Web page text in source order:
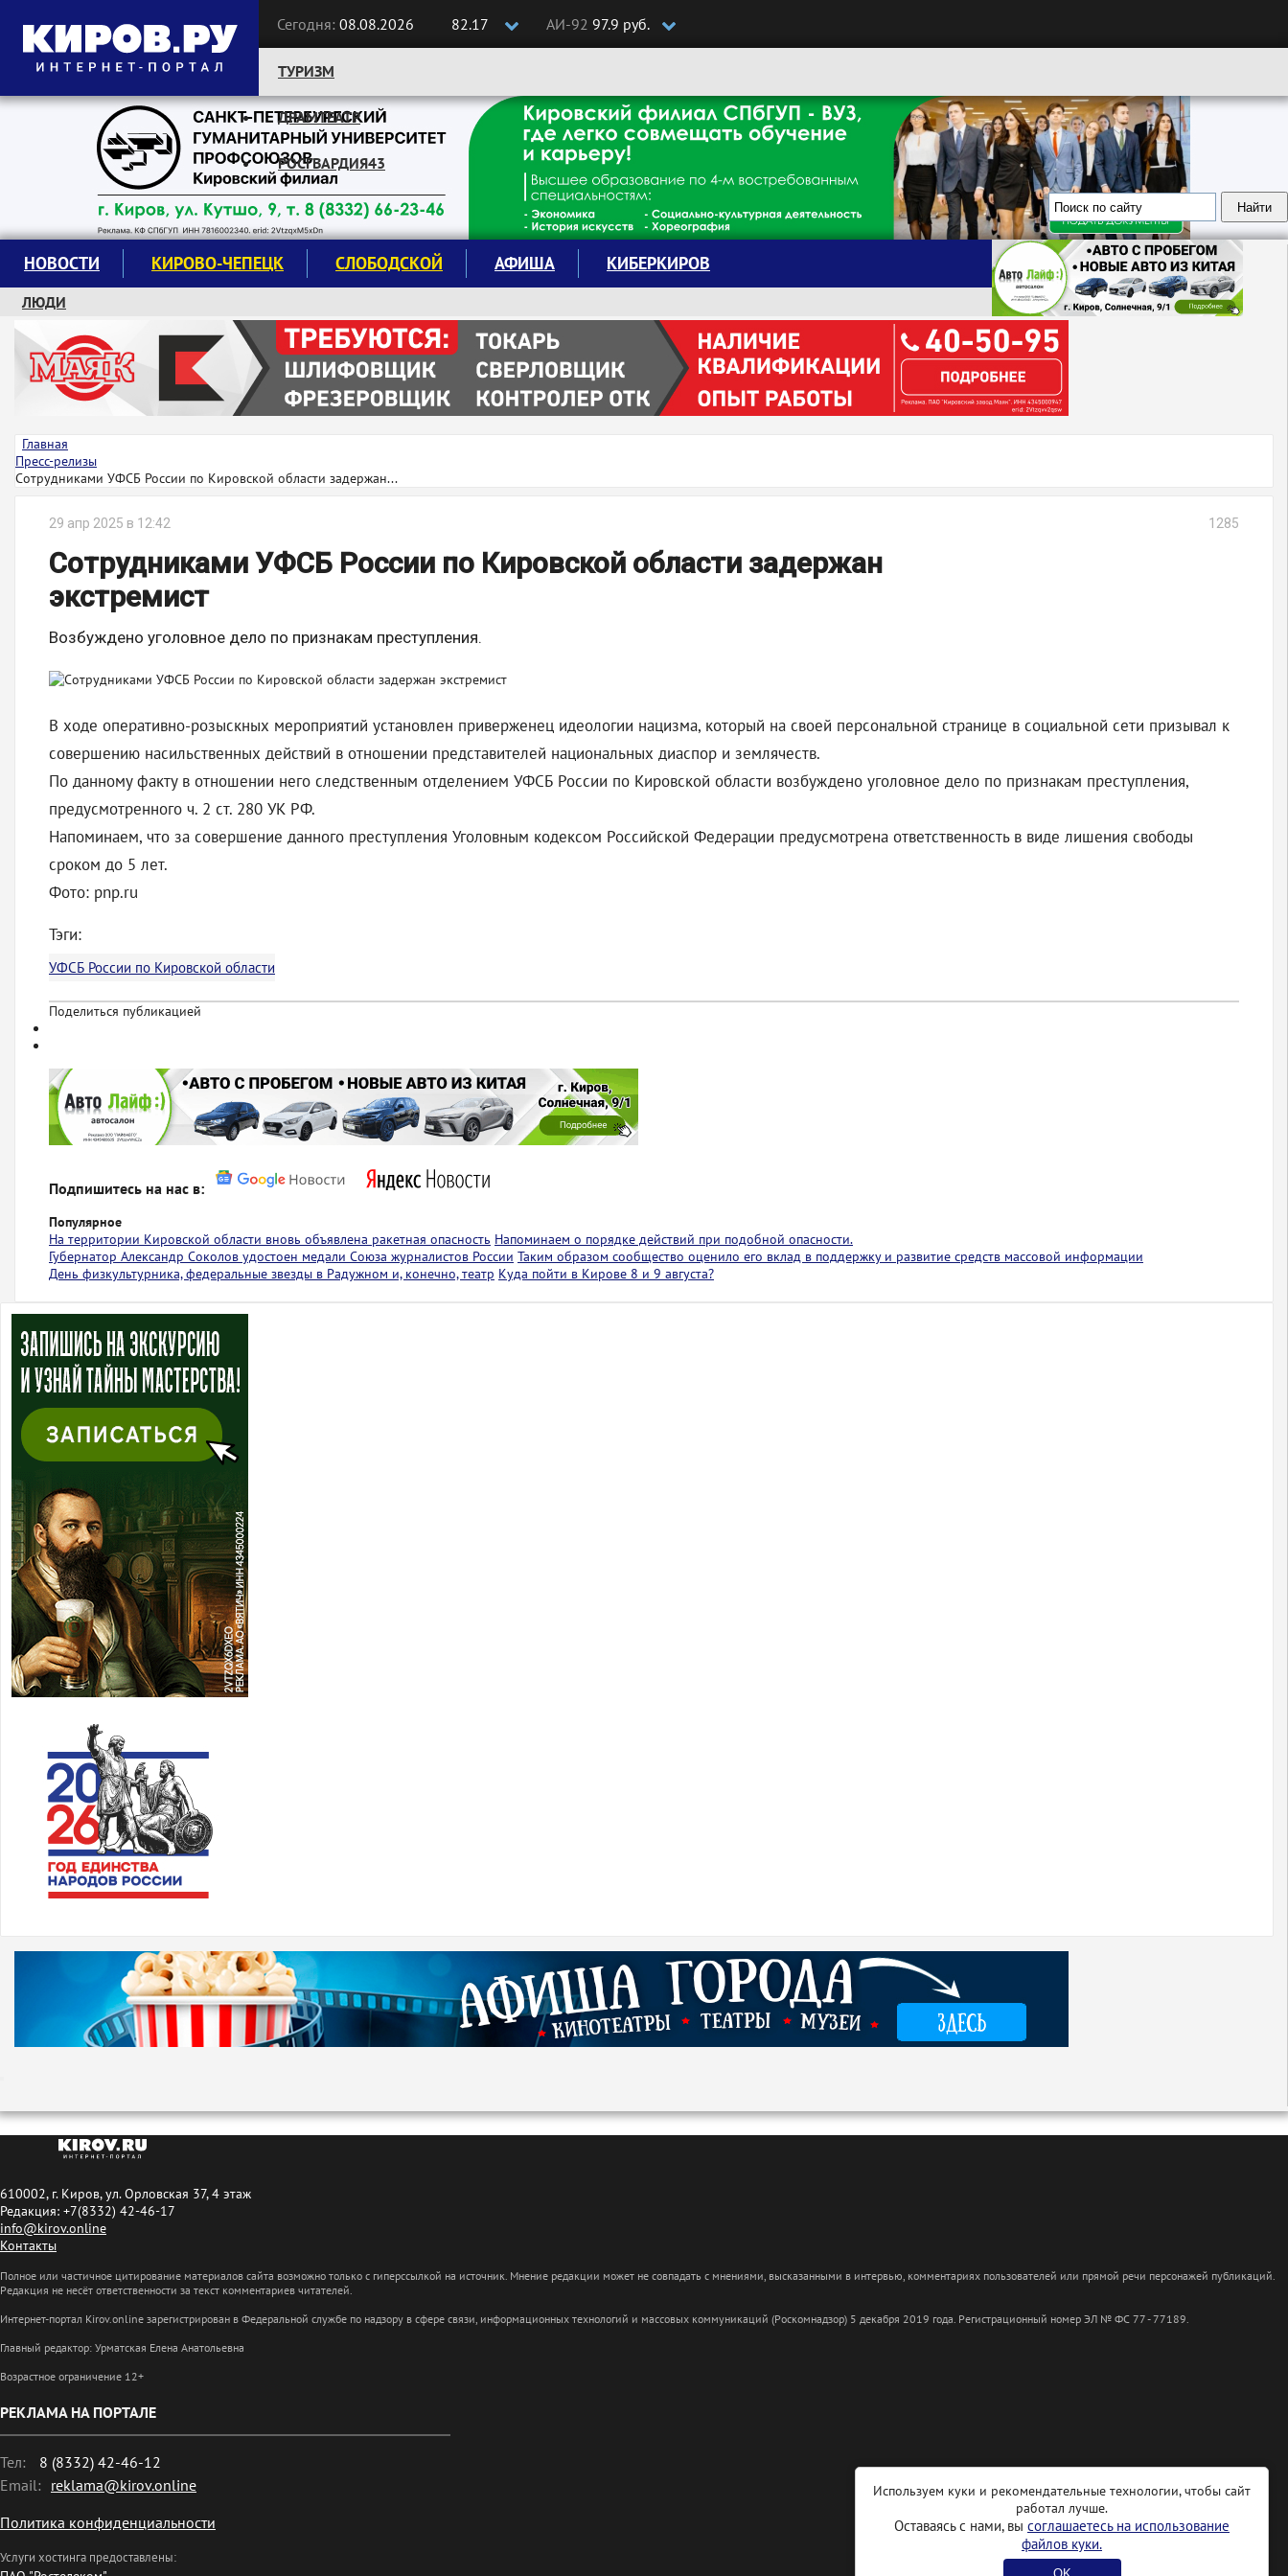
Сегодня: 08.08.2026 82.17 АИ-92 97.9 руб.
Следите за новостями:
ТУРИЗМ
ДРАМТЕАТР
РОСГВАРДИЯ43
НОВОСТИ КИРОВО-ЧЕПЕЦК СЛОБОДСКОЙ АФИША КИБЕРКИРОВ
ЛЮДИ
КРУЖКИ И СЕКЦИИ
ЗАВОДУ "МАЯК" 85 ЛЕТ
ЭКОЛОГИЯ
Главная
Пресс-релизы
Сотрудниками УФСБ России по Кировской области задержан...
29 апр 2025 в 12:42 1285
Сотрудниками УФСБ России по Кировской области задержан
экстремист
Возбуждено уголовное дело по признакам преступления.
В ходе оперативно-розыскных мероприятий установлен приверженец идеологии нацизма, который на своей персональной странице в социальной сети призывал к
совершению насильственных действий в отношении представителей национальных диаспор и землячеств.
По данному факту в отношении него следственным отделением УФСБ России по Кировской области возбуждено уголовное дело по признакам преступления,
предусмотренного ч. 2 ст. 280 УК РФ.
Напоминаем, что за совершение данного преступления Уголовным кодексом Российской Федерации предусмотрена ответственность в виде лишения свободы
сроком до 5 лет.
Фото: pnp.ru
Тэги:
УФСБ России по Кировской области
Поделиться публикацией
Подпишитесь на нас в:
Популярное
На территории Кировской области вновь объявлена ракетная опасность Напоминаем о порядке действий при подобной опасности.
Губернатор Александр Соколов удостоен медали Союза журналистов России Таким образом сообщество оценило его вклад в поддержку и развитие средств массовой информации
День физкультурника, федеральные звезды в Радужном и, конечно, театр Куда пойти в Кирове 8 и 9 августа?
610002, г. Киров, ул. Орловская 37, 4 этаж
Редакция: +7(8332) 42-46-17
info@kirov.online
Контакты
Полное или частичное цитирование материалов сайта возможно только с гиперссылкой на источник. Мнение редакции может не совпадать с мнениями, высказанными в интервью, комментариях пользователей или прямой речи персонажей публикаций.
Редакция не несёт ответственности за текст комментариев читателей.
Интернет-портал Kirov.online зарегистрирован в Федеральной службе по надзору в сфере связи, информационных технологий и массовых коммуникаций (Роскомнадзор) 5 декабря 2019 года. Регистрационный номер ЭЛ № ФС 77 - 77189.
Главный редактор: Урматская Елена Анатольевна
Возрастное ограничение 12+
РЕКЛАМА НА ПОРТАЛЕ
Тел:
8 (8332) 42-46-12
Email: reklama@kirov.online
Политика конфиденциальности
Услуги хостинга предоставлены:
Используем куки и рекомендательные технологии, чтобы сайт
работал лучше.
Оставаясь с нами, вы соглашаетесь на использование
файлов куки.